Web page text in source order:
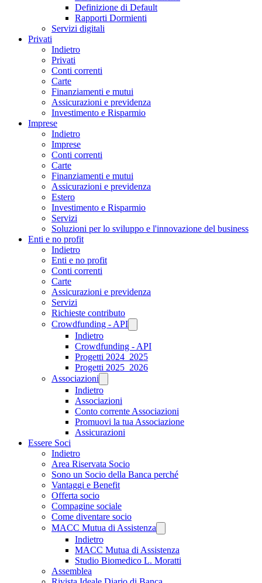
Definizione di Default
Rapporti Dormienti
Servizi digitali
Privati
Indietro
Privati
Conti correnti
Carte
Finanziamenti e mutui
Assicurazioni e previdenza
Investimento e Risparmio
Imprese
Indietro
Imprese
Conti correnti
Carte
Finanziamenti e mutui
Assicurazioni e previdenza
Estero
Investimento e Risparmio
Servizi
Soluzioni per lo sviluppo e l'innovazione del business
Enti e no profit
Indietro
Enti e no profit
Conti correnti
Carte
Assicurazioni e previdenza
Servizi
Richieste contributo
Crowdfunding - API
Indietro
Crowdfunding - API
Progetti 2024_2025
Progetti 2025_2026
Associazioni
Indietro
Associazioni
Conto corrente Associazioni
Promuovi la tua Associazione
Assicurazioni
Essere Soci
Indietro
Area Riservata Socio
Sono un Socio della Banca perché
Vantaggi e Benefit
Offerta socio
Compagine sociale
Come diventare socio
MACC Mutua di Assistenza
Indietro
MACC Mutua di Assistenza
Studio Biomedico L. Moratti
Assemblea